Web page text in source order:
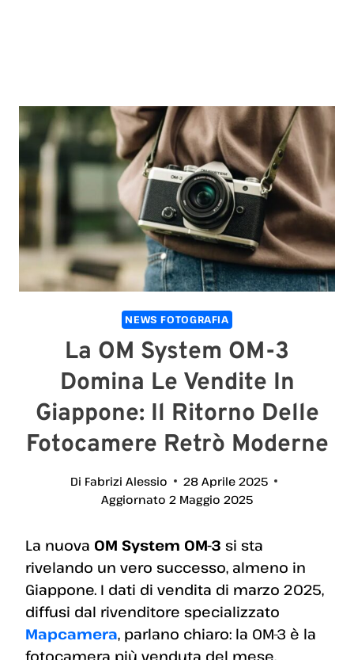
NEWS FOTOGRAFIA
La OM System OM-3
Domina Le Vendite In
Giappone: Il Ritorno Delle
Fotocamere Retrò Moderne
Di Fabrizi Alessio
28 Aprile 2025
Aggiornato 2 Maggio 2025
La nuova OM System OM-3 si sta
rivelando un vero successo, almeno in
Giappone. I dati di vendita di marzo 2025,
diffusi dal rivenditore specializzato
Mapcamera, parlano chiaro: la OM-3 è la
fotocamera più venduta del mese,